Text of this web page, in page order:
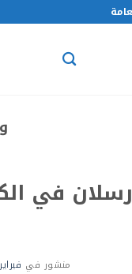
في
منشور في فبراير 27, 2026